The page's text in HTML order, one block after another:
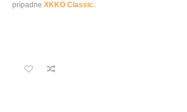
prípadne XKKO Classic.